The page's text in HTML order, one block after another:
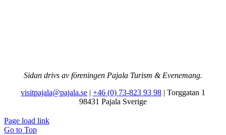
Sidan drivs av föreningen Pajala Turism & Evenemang.
visitpajala@pajala.se | +46 (0) 73-823 93 98 | Torggatan 1
98431 Pajala Sverige
Page load link
Go to Top